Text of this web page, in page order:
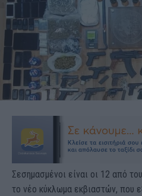
Σεσημασμένοι είναι οι 12 από
το νέο κύκλωμα εκβιαστών, που